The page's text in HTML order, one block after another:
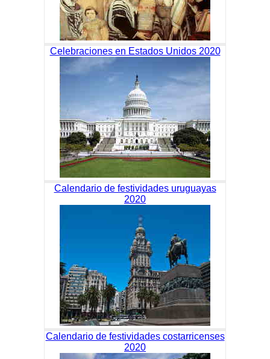
Celebraciones en Estados Unidos 2020
Calendario de festividades uruguayas
2020
Calendario de festividades costarricenses
2020